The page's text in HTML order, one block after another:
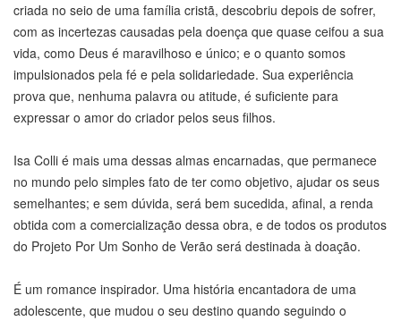
criada no seio de uma família cristã, descobriu depois de sofrer,
com as incertezas causadas pela doença que quase ceifou a sua
vida, como Deus é maravilhoso e único; e o quanto somos
impulsionados pela fé e pela solidariedade. Sua experiência
prova que, nenhuma palavra ou atitude, é suficiente para
expressar o amor do criador pelos seus filhos.
Isa Colli é mais uma dessas almas encarnadas, que permanece
no mundo pelo simples fato de ter como objetivo, ajudar os seus
semelhantes; e sem dúvida, será bem sucedida, afinal, a renda
obtida com a comercialização dessa obra, e de todos os produtos
do Projeto Por Um Sonho de Verão será destinada à doação.
É um romance inspirador. Uma história encantadora de uma
adolescente, que mudou o seu destino quando seguindo o